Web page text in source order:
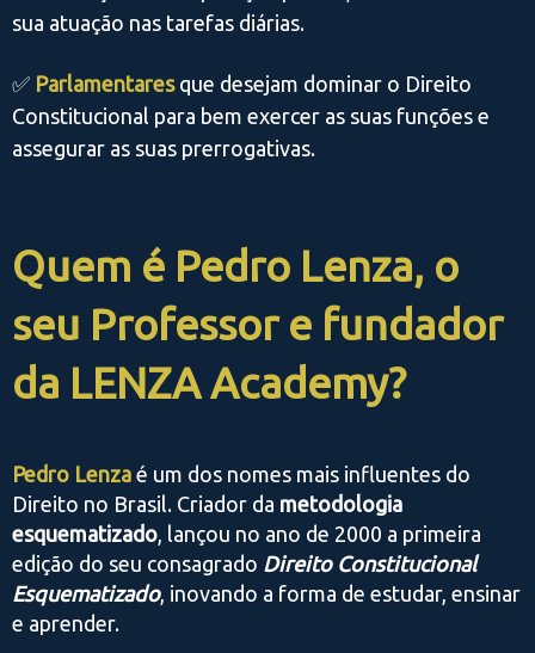
sua atuação nas tarefas diárias.
✅ Parlamentares que desejam dominar o Direito
Constitucional para bem exercer as suas funções e
assegurar as suas prerrogativas.
Quem é Pedro Lenza, o
seu Professor e fundador
da LENZA Academy?
Pedro Lenza é um dos nomes mais influentes do
Direito no Brasil. Criador da metodologia
esquematizado, lançou no ano de 2000 a primeira
edição do seu consagrado Direito Constitucional
Esquematizado, inovando a forma de estudar, ensinar
e aprender.